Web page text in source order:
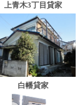
上青木3丁目貸家
白幡貸家